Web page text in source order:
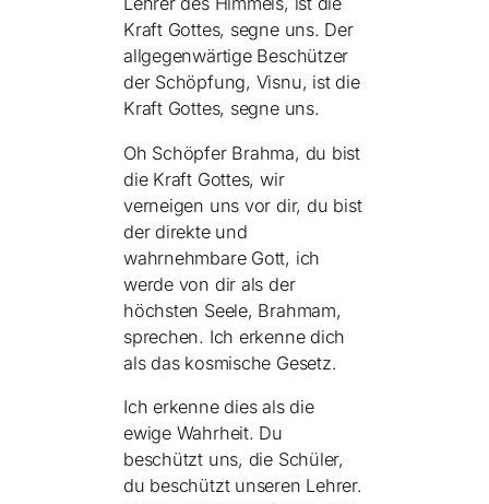
Kraft Gottes, segne uns. Der
allgegenwärtige Beschützer
der Schöpfung, Visnu, ist die
Kraft Gottes, segne uns.
Oh Schöpfer Brahma, du bist
die Kraft Gottes, wir
verneigen uns vor dir, du bist
der direkte und
wahrnehmbare Gott, ich
werde von dir als der
höchsten Seele, Brahmam,
sprechen. Ich erkenne dich
als das kosmische Gesetz.
Ich erkenne dies als die
ewige Wahrheit. Du
beschützt uns, die Schüler,
du beschützt unseren Lehrer.